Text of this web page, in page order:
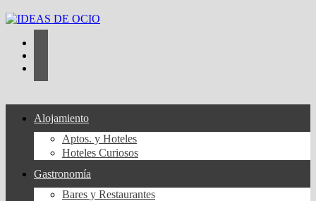
Saltar
al
Alojamiento
Aptos. y Hoteles
Hoteles Curiosos
Gastronomía
Bares y Restaurantes